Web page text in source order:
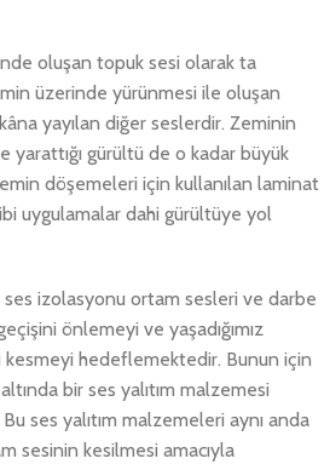
oluşan topuk sesi olarak ta
üzerinde yürünmesi ile oluşan
yayılan diğer seslerdir. Zeminin
yarattığı gürültü de o kadar büyük
döşemeleri için kullanılan laminat
uygulamalar dahi gürültüye yol
ses izolasyonu ortam sesleri ve darbe
önlemeyi ve yaşadığımız
hedeflemektedir. Bunun için
bir ses yalıtım malzemesi
ses yalıtım malzemeleri aynı anda
sesinin kesilmesi amacıyla